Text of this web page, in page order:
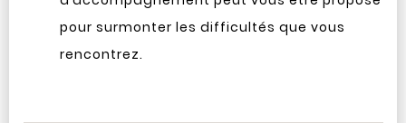
pour surmonter les difficultés que vous
rencontrez.